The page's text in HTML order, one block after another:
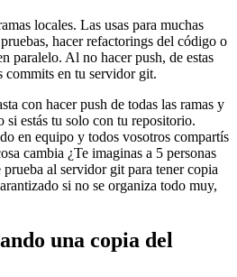
locales. Las usas para muchas
hacer refactorings del código o
paralelo. Al no hacer push, de estas
commits en tu servidor git.
con hacer push de todas las ramas y
si estás tu solo con tu repositorio.
en equipo y todos vosotros compartís
cambia ¿Te imaginas a 5 personas
prueba al servidor git para tener copia
si no se organiza todo muy,
una copia del